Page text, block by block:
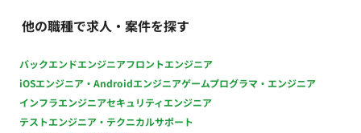
他の職種で求人・案件を探す
バックエンドエンジニアフロントエンジニア
iOSエンジニア・Androidエンジニアゲームプログラマ・エンジニア
インフラエンジニアセキュリティエンジニア
テストエンジニア・テクニカルサポート